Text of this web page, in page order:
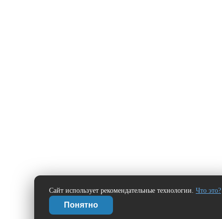
Сайт использует рекомендательные технологии. Что это?
Понятно